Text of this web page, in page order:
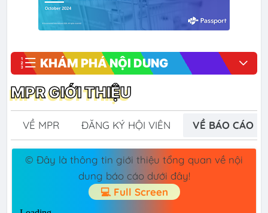
KHÁM PHÁ NỘI DUNG
MPR GIỚI THIỆU
VỀ MPR ĐĂNG KÝ HỘI VIÊN VỀ BÁO CÁO
© Đây là thông tin giới thiệu tổng quan về nội
dung báo cáo dưới đây!
💻 Full Screen